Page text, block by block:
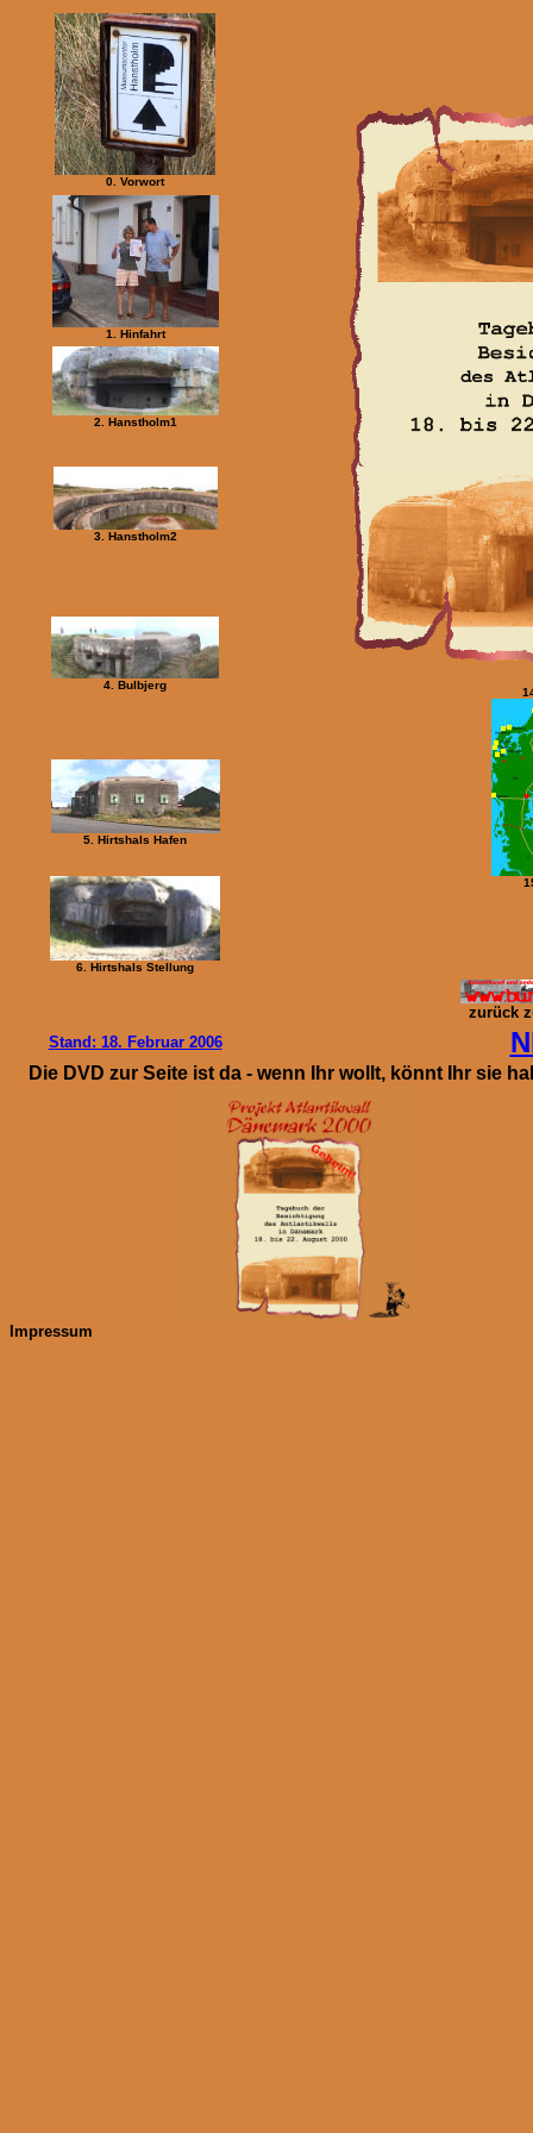
0. Vorwort
1. Hinfahrt
2. Hanstholm1
3. Hanstholm2
4. Bulbjerg
5. Hirtshals Hafen
6. Hirtshals Stellung
zurück
Stand: 18. Februar 2006
Die DVD zur Seite ist da - wenn Ihr wollt, könnt Ihr sie
Impressum